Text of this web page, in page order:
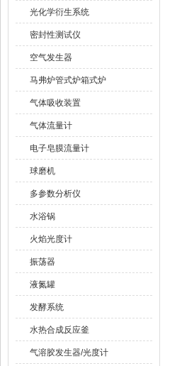
光化学衍生系统
密封性测试仪
空气发生器
马弗炉管式炉箱式炉
气体吸收装置
气体流量计
电子皂膜流量计
球磨机
多参数分析仪
水浴锅
火焰光度计
振荡器
液氮罐
发酵系统
水热合成反应釜
气溶胶发生器/光度计